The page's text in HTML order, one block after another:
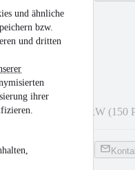
und ähnliche
bzw.
und dritten
ihrer
Highline
•53.254 km 110 kW (150